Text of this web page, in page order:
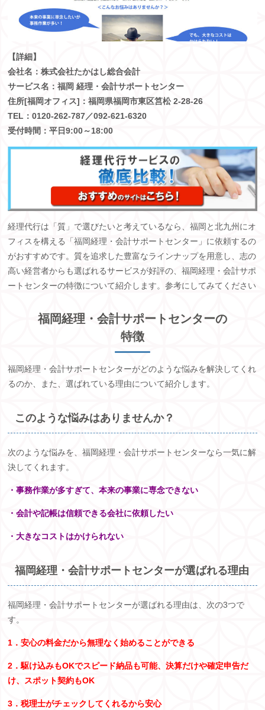
【詳細】
会社名：株式会社たかはし総合会計
サービス名：福岡 経理・会計サポートセンター
住所[福岡オフィス]：福岡県福岡市東区筥松 2-28-26
TEL：0120-262-787／092-621-6320
受付時間：平日9:00～18:00
経理代行は「質」で選びたいと考えているなら、福岡と北九州にオ
フィスを構える「福岡経理・会計サポートセンター」に依頼するの
がおすすめです。質を追求した豊富なラインナップを用意し、志の
高い経営者からも選ばれるサービスが好評の、福岡経理・会計サポ
ートセンターの特徴について紹介します。参考にしてみてください
福岡経理・会計サポートセンターの
特徴
福岡経理・会計サポートセンターがどのような悩みを解決してくれ
るのか、また、選ばれている理由について紹介します。
このような悩みはありませんか？
次のような悩みを、福岡経理・会計サポートセンターなら一気に解
決してくれます。
・事務作業が多すぎて、本来の事業に専念できない
・会計や記帳は信頼できる会社に依頼したい
・大きなコストはかけられない
福岡経理・会計サポートセンターが選ばれる理由
福岡経理・会計サポートセンターが選ばれる理由は、次の3つで
す。
1．安心の料金だから無理なく始めることができる
2．駆け込みもOKでスピード納品も可能、決算だけや確定申告だ
け、スポット契約もOK
3．税理士がチェックしてくれるから安心